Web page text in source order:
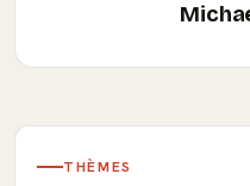
THÈMES